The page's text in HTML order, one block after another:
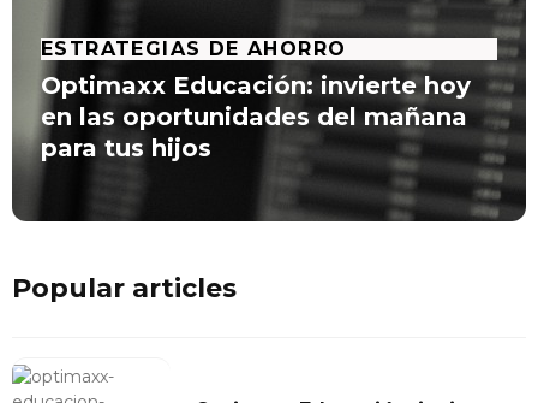
ESTRATEGIAS DE AHORRO
Optimaxx Educación: invierte hoy
en las oportunidades del mañana
para tus hijos
Popular articles